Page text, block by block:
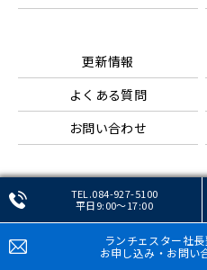
TEL.084-927-5100
平日9:00～17:00
ランチェスター社
お申し込み・お問い
更新情報
よくある質問
お問い合わせ